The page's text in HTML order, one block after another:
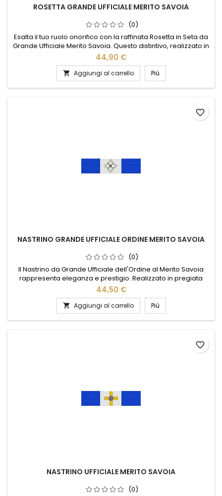
ROSETTA GRANDE UFFICIALE MERITO SAVOIA
(0)
Esalta il tuo ruolo onorifico con la raffinata Rosetta in Seta da
Grande Ufficiale Merito Savoia. Questo distintivo, realizzato in
seta azzurra con una striscia bianca centrale, celebra
l’eleganza e la tradizione dell’Ordine di Casa Savoia.
Impreziosita da una croce smaltata bianca con medaglione
azzurro e cifre dorate "V.E.", sovrapposta a una raggiera...
44,90 €
 Aggiungi al carrello Più
NASTRINO GRANDE UFFICIALE ORDINE MERITO SAVOIA
(0)
Il Nastrino da Grande Ufficiale dell'Ordine al Merito Savoia
rappresenta eleganza e prestigio. Realizzato in pregiata
seta azzurra, è impreziosito da una banda bianca centrale e
una croce smaltata bianca con medaglione azzurro e cifre
dorate "V.E.". Disponibile nei formati regolare piatto e
bombato Elite, offre un'opzione di applicazione pratica
grazie...
44,50 €
 Aggiungi al carrello Più
favorite_border
NASTRINO UFFICIALE MERITO SAVOIA
(0)
favorite_border